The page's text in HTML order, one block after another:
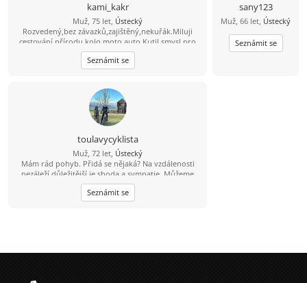
kami_kakr
Muž, 75 let, Ústecký
Rozvedený,bez závazků,zajištěný,nekuřák.Miluji
cestování přírodu,kolo,moto,auto.Kutil,smysl pro
humor,společenský.Samostatný,absol.zdravý.Bydlím
sám ve vlast.bytě.Hledám ženu podob.zájmů.
Seznámit se
sany123
Muž, 66 let, Ústecký
Seznámit se
toulavycyklista
Muž, 72 let, Ústecký
Mám rád pohyb. Přidá se nějaká? Na vzdálenosti
nezáleží důležitější je shoda a sympatie. Můžeme
cestovat kamkoliv a jakkoliv. Hlavně ne sám, hlavně
ne sama.
Seznámit se